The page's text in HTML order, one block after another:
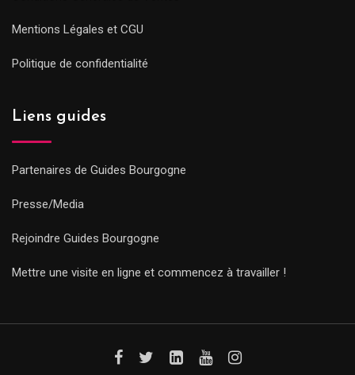
Mentions Légales et CGU
Politique de confidentialité
Liens guides
Partenaires de Guides Bourgogne
Presse/Media
Rejoindre Guides Bourgogne
Mettre une visite en ligne et commencez à travailler !